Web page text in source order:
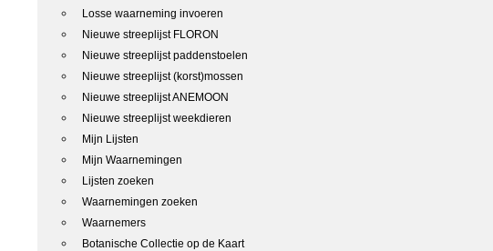
Losse waarneming invoeren
Nieuwe streeplijst FLORON
Nieuwe streeplijst paddenstoelen
Nieuwe streeplijst (korst)mossen
Nieuwe streeplijst ANEMOON
Nieuwe streeplijst weekdieren
Mijn Lijsten
Mijn Waarnemingen
Lijsten zoeken
Waarnemingen zoeken
Waarnemers
Botanische Collectie op de Kaart